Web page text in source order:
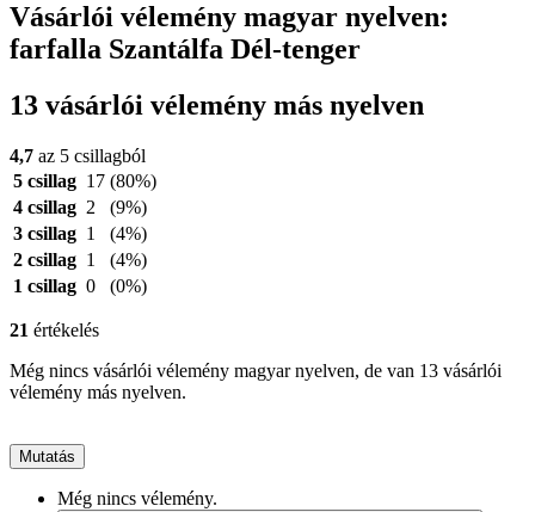
Vásárlói vélemény magyar nyelven:
farfalla Szantálfa Dél-tenger
13 vásárlói vélemény más nyelven
4,7 az 5 csillagból
5 csillag 17 (80%)
4 csillag 2
(9%)
3 csillag 1
(4%)
2 csillag 1
(4%)
1 csillag 0 (0%)
21 értékelés
Még nincs vásárlói vélemény magyar nyelven, de van 13 vásárlói
vélemény más nyelven.
Mutatás
Még nincs vélemény.